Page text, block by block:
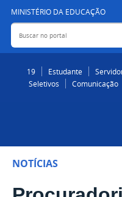
MINISTÉRIO DA EDUCAÇÃO
Buscar no portal
19
Estudante
Seletivos
Comunicação
NOTÍCIAS